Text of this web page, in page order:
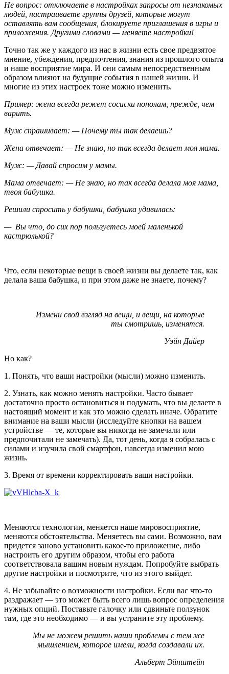
Не вопрос: отключаете в настройках запросы от незнакомых
людей, настраиваете группы друзей, которые могут
оставлять вам сообщения, блокируете приглашения в игры и
приложения. Другими словами — меняете настройки!
Точно так же у каждого из нас в жизни есть свое предвзятое
мнение, убеждения, предпочтения, знания из прошлого опыта
и наше восприятие мира. И они самым непосредственным
образом влияют на будущие события в нашей жизни. И
многие из этих настроек тоже можно изменить.
Пример: жена всегда режет сосиски пополам, прежде, чем
варить.
Муж спрашивает: — Почему ты так делаешь?
Жена отвечает: — Не знаю, но так всегда делает моя мама.
Муж: — Давай спросим у мамы.
Мама отвечает: — Не знаю, но так всегда делала моя мама,
твоя бабушка.
Решили спросить у бабушки, бабушка удивилась:
— Вы что, до сих пор пользуетесь моей маленькой
кастрюлькой?
Что, если некоторые вещи в своей жизни вы делаете так, как
делала ваша бабушка, и при этом даже не знаете, почему?
Измени свой взгляд на вещи, и вещи, на которые
ты смотришь, изменятся.
Уэйн Дайер
Но как?
1. Понять, что ваши настройки (мысли) можно изменить.
2. Узнать, как можно менять настройки. Часто бывает
достаточно просто остановиться и подумать, что вы делаете в
настоящий момент и как это можно сделать иначе. Обратите
внимание на ваши мысли (исследуйте кнопки на вашем
устройстве — те, которые вы никогда не замечали или
предпочитали не замечать). Да, тот день, когда я собралась с
силами и изучила свой смартфон, навсегда изменил мою
жизнь.
3. Время от времени корректировать ваши настройки.
Меняются технологии, меняется наше мировосприятие,
меняются обстоятельства. Меняетесь вы сами. Возможно, вам
придется заново установить какое-то приложение, либо
настроить его другим образом, чтобы его работа
соответствовала вашим новым нуждам. Попробуйте выбрать
другие настройки и посмотрите, что из этого выйдет.
4. Не забывайте о возможности настройки. Если вас что-то
раздражает — это может быть всего лишь вопрос определения
нужных опций. Поставьте галочку или сдвиньте ползунок
там, где это необходимо — и вы устраните эту проблему.
Мы не можем решить наши проблемы с тем же
мышлением, которое имели, когда создавали их.
Альберт Эйнштейн